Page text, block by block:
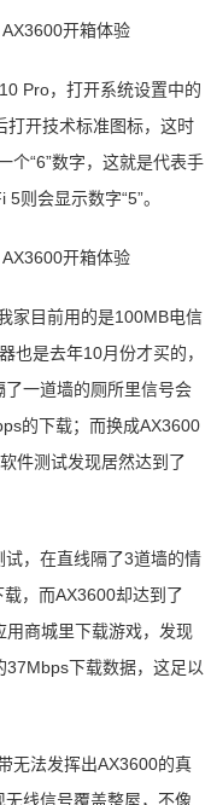
Pro，打开系统设置中的
打开技术标准图标，这时
个“6”数字，这就是代表手
则会显示数字“5”。
家目前用的是100MB电信
也是去年10月份才买的，
一道墙的厕所里信号会
的下载；而换成AX3600
件测试发现居然达到了
，在直线隔了3道墙的情
，而AX3600却达到了
商城里下载游戏，发现
下载数据，这足以
无法发挥出AX3600的真
线信号覆盖整屋，不像